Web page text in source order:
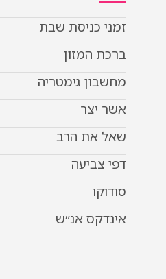
זמני כניסת שבת
ברכת המזון
מחשבון גימטריה
אשר יצר
שאל את הרב
דפי צביעה
סודוקו
אינדקס אנ״ש